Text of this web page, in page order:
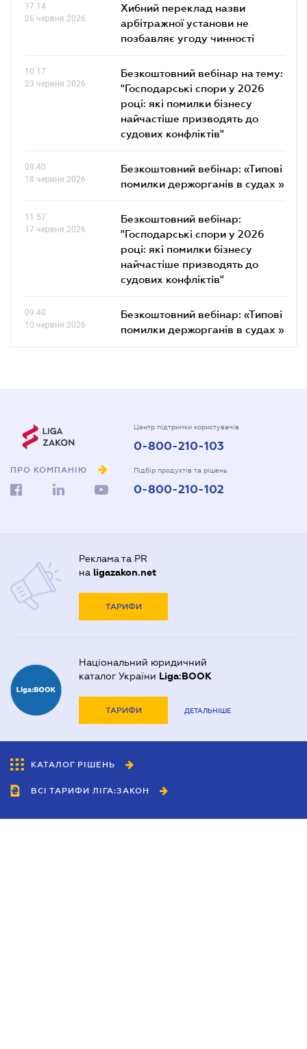
17.14
26 червня 2026
Хибний переклад назви
арбітражної установи не
позбавляє угоду чинності
10.17
23 червня 2026
Безкоштовний вебінар на тему:
"Господарські спори у 2026
році: які помилки бізнесу
найчастіше призводять до
судових конфліктів"
09.40
18 червня 2026
Безкоштовний вебінар: «Типові
помилки держорганів в судах »
11.57
17 червня 2026
Безкоштовний вебінар:
"Господарські спори у 2026
році: які помилки бізнесу
найчастіше призводять до
судових конфліктів"
09.40
10 червня 2026
Безкоштовний вебінар: «Типові
помилки держорганів в судах »
ПРО КОМПАНІЮ
Центр підтримки користувачів
0-800-210-103
Підбір продуктів та рішень
0-800-210-102
Реклама та PR
на ligazakon.net
ТАРИФИ
Національний юридичний
каталог України Liga:BOOK
ТАРИФИ ДЕТАЛЬНІШЕ
КАТАЛОГ РІШЕНЬ
ВСІ ТАРИФИ ЛІГА:ЗАКОН